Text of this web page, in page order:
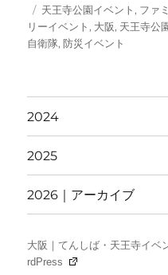
投
稿
日:
カ
テ
ゴ
天王寺公園イベント , ファ
リーイベント , 大阪, 天王寺公
自衛隊,防災イベント
2024
2025
2026｜アーカイブ
大阪｜てんしば・天王寺イベ
rdPress